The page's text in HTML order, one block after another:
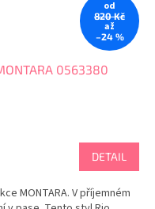
od
820 Kč
až
–24 %
0563380
DETAIL
MONTARA. V příjemném